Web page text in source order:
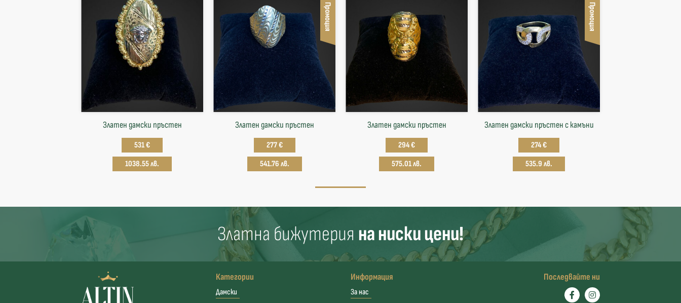
Златен дамски пръстен
531 €
1038.55 лв.
Промоция
Златен дамски пръстен
277 €
541.76 лв.
Златен дамски пръстен
294 €
575.01 лв.
Промоция
Златен дамски пръстен с камъни
274 €
535.9 лв.
Златна бижутерия на ниски цени!
Категории
Дамски
Информация
За нас
Последвайте ни